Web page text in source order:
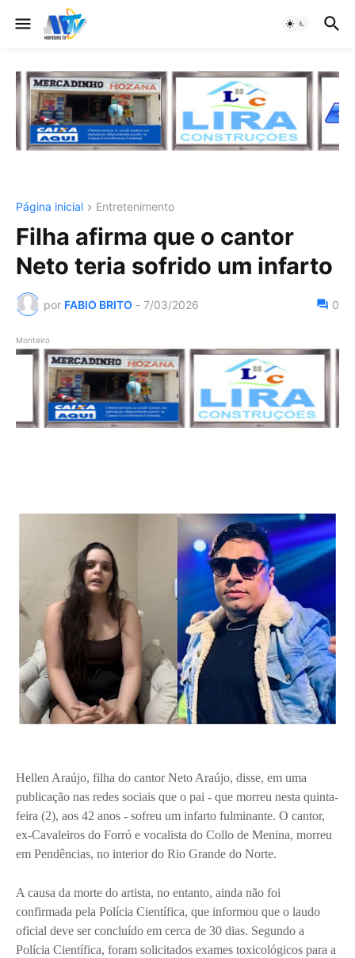
Página inicial Entretenimento
Filha afirma que o cantor
Neto teria sofrido um infarto
por FABIO BRITO - 7/03/2026 0
Monteiro
Hellen Araújo, filha do cantor Neto Araújo, disse, em uma
publicação nas redes sociais que o pai - que morreu nesta quinta-
feira (2), aos 42 anos - sofreu um infarto fulminante. O cantor,
ex-Cavaleiros do Forró e vocalista do Collo de Menina, morreu
em Pendências, no interior do Rio Grande do Norte.
A causa da morte do artista, no entanto, ainda não foi
confirmada pela Polícia Científica, que informou que o laudo
oficial deve ser concluído em cerca de 30 dias. Segundo a
Polícia Científica, foram solicitados exames toxicológicos para a